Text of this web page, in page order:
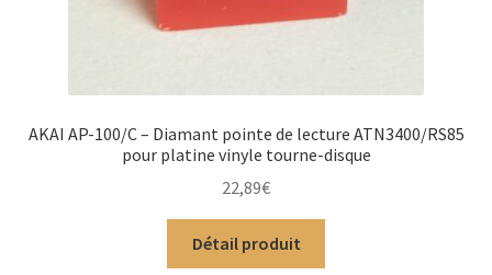
AKAI AP-100/C – Diamant pointe de lecture ATN3400/RS85
pour platine vinyle tourne-disque
22,89€
Détail produit